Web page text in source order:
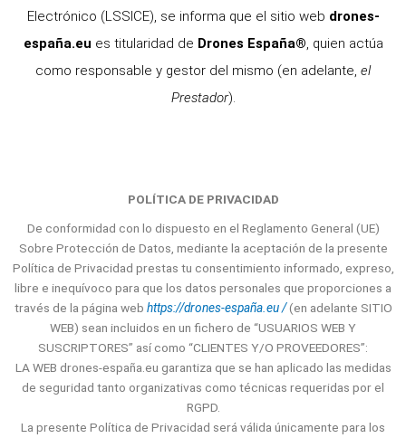
Electrónico (LSSICE), se informa que el sitio web drones-
españa.eu es titularidad de Drones España®, quien actúa
como responsable y gestor del mismo (en adelante, el
Prestador).
POLÍTICA DE PRIVACIDAD
De conformidad con lo dispuesto en el Reglamento General (UE)
Sobre Protección de Datos, mediante la aceptación de la presente
Política de Privacidad prestas tu consentimiento informado, expreso,
libre e inequívoco para que los datos personales que proporciones a
través de la página web https://drones-españa.eu /(en adelante SITIO
WEB) sean incluidos en un fichero de “USUARIOS WEB Y
SUSCRIPTORES” así como “CLIENTES Y/O PROVEEDORES”:
LA WEB drones-españa.eu garantiza que se han aplicado las medidas
de seguridad tanto organizativas como técnicas requeridas por el
RGPD.
La presente Política de Privacidad será válida únicamente para los